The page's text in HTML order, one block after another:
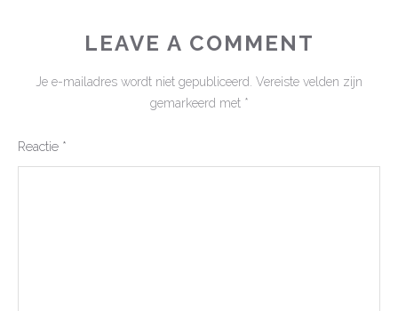
LEAVE A COMMENT
Je e-mailadres wordt niet gepubliceerd. Vereiste velden zijn
gemarkeerd met *
Reactie *